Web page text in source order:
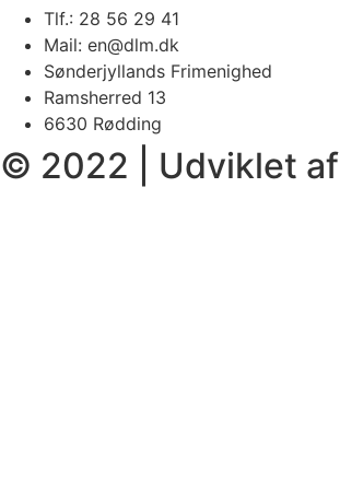
Tlf.: 28 56 29 41
Mail: en@dlm.dk
Sønderjyllands Frimenighed
Ramsherred 13
6630 Rødding
© 2022 | Udviklet af